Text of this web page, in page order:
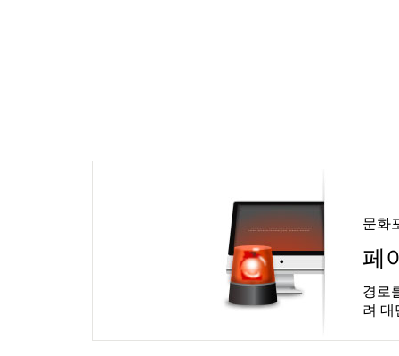
문화
페
경로
려 대